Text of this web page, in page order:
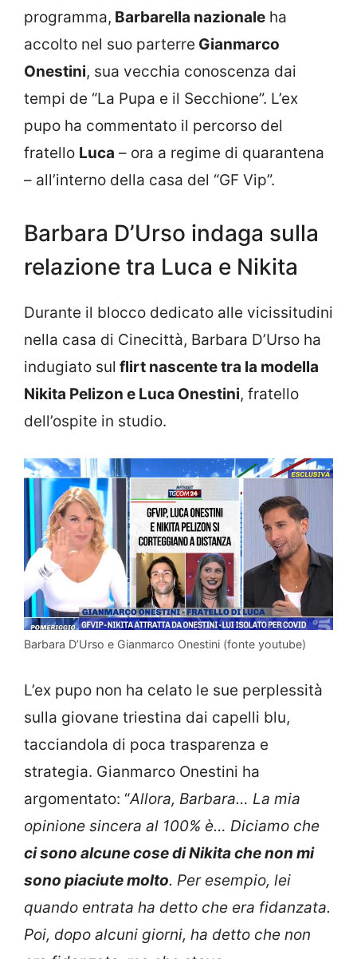
programma, Barbarella nazionale ha
accolto nel suo parterre Gianmarco
Onestini, sua vecchia conoscenza dai
tempi de “La Pupa e il Secchione”. L’ex
pupo ha commentato il percorso del
fratello Luca – ora a regime di quarantena
– all’interno della casa del “GF Vip”.
Barbara D’Urso indaga sulla
relazione tra Luca e Nikita
Durante il blocco dedicato alle vicissitudini
nella casa di Cinecittà, Barbara D’Urso ha
indugiato sul flirt nascente tra la modella
Nikita Pelizon e Luca Onestini, fratello
dell’ospite in studio.
Barbara D’Urso e Gianmarco Onestini (fonte youtube)
L’ex pupo non ha celato le sue perplessità
sulla giovane triestina dai capelli blu,
tacciandola di poca trasparenza e
strategia. Gianmarco Onestini ha
argomentato: “Allora, Barbara… La mia
opinione sincera al 100% è… Diciamo che
ci sono alcune cose di Nikita che non mi
sono piaciute molto. Per esempio, lei
quando entrata ha detto che era fidanzata.
Poi, dopo alcuni giorni, ha detto che non